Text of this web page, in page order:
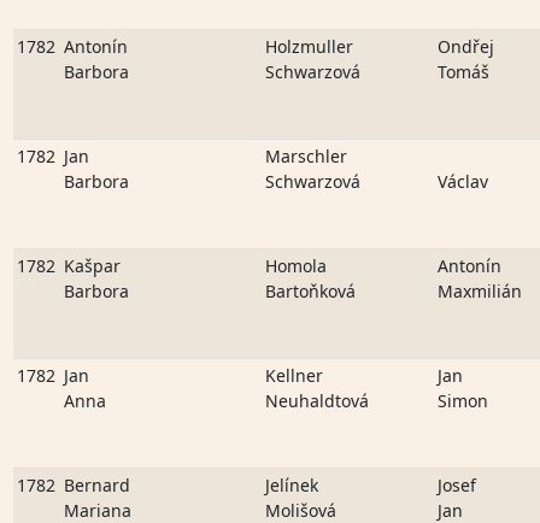
1782 Antonín
Barbora
Holzmuller
Schwarzová
Ondřej
Tomáš
1782 Jan
Barbora
Marschler
Schwarzová
Václav
1782 Kašpar
Barbora
Homola
Bartoňková
Antonín
Maxmilián
1782 Jan
Anna
Kellner
Neuhaldtová
Jan
Simon
1782 Bernard
Mariana
Jelínek
Molišová
Josef
Jan